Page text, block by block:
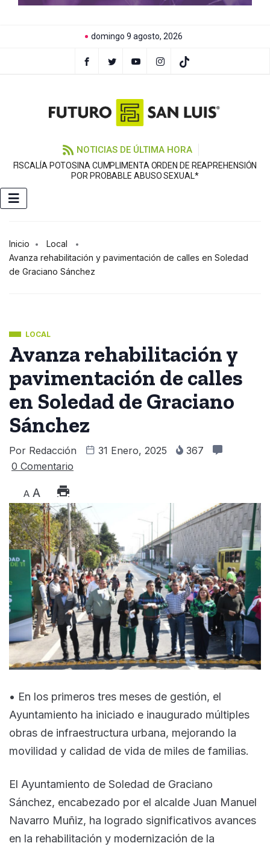
domingo 9 agosto, 2026
NOTICIAS DE ÚLTIMA HORA
FISCALÍA POTOSINA CUMPLIMENTA ORDEN DE REAPREHENSIÓN
POR PROBABLE ABUSO SEXUAL*
Inicio
Local
Avanza rehabilitación y pavimentación de calles en Soledad
de Graciano Sánchez
LOCAL
Avanza rehabilitación y
pavimentación de calles
en Soledad de Graciano
Sánchez
Por Redacción 31 Enero, 2025
367
0 Comentario
A A
• En los primeros tres meses de gestión, el
Ayuntamiento ha iniciado e inaugurado múltiples
obras de infraestructura urbana, mejorando la
movilidad y calidad de vida de miles de familias.
El Ayuntamiento de Soledad de Graciano
Sánchez, encabezado por el alcalde Juan Manuel
Navarro Muñiz, ha logrado significativos avances
en la rehabilitación y modernización de la